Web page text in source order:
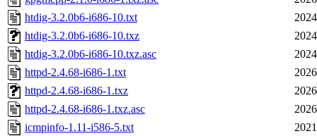
htdig-3.2.0b6-i686-10.txt
htdig-3.2.0b6-i686-10.txz
htdig-3.2.0b6-i686-10.txz.asc
httpd-2.4.68-i686-1.txt
httpd-2.4.68-i686-1.txz
httpd-2.4.68-i686-1.txz.asc
icmpinfo-1.11-i586-5.txt